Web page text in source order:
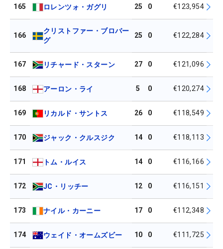
165 ロレンツォ・ガグリ 25 0 €123,954
166
クリストファー・ブロバー
グ
25 0 €122,284
167 リチャード・スターン 27 0 €121,096
168 アーロン・ライ 5 0 €120,274
169 リカルド・サントス 26 0 €118,549
170 ジャック・クルスジク 14 0 €118,113
171 トム・ルイス 14 0 €116,166
172 JC・リッチー 12 0 €116,151
173 ナイル・カーニー 17 0 €112,348
174 ウェイド・オームズビー 10 0 €111,725